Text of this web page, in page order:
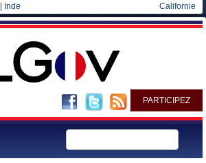
Inde Californie
PARTICIPEZ